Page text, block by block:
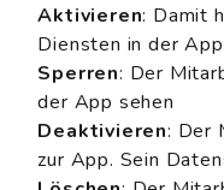
Aktivieren: Damit
Diensten in der App
Sperren: Der
der App sehen
Deaktivieren: Der
zur App. Sein